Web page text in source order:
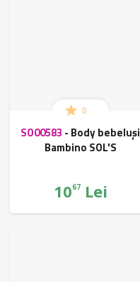
0
SO00583 - Body bebeluși
Bambino SOL'S
1067Lei